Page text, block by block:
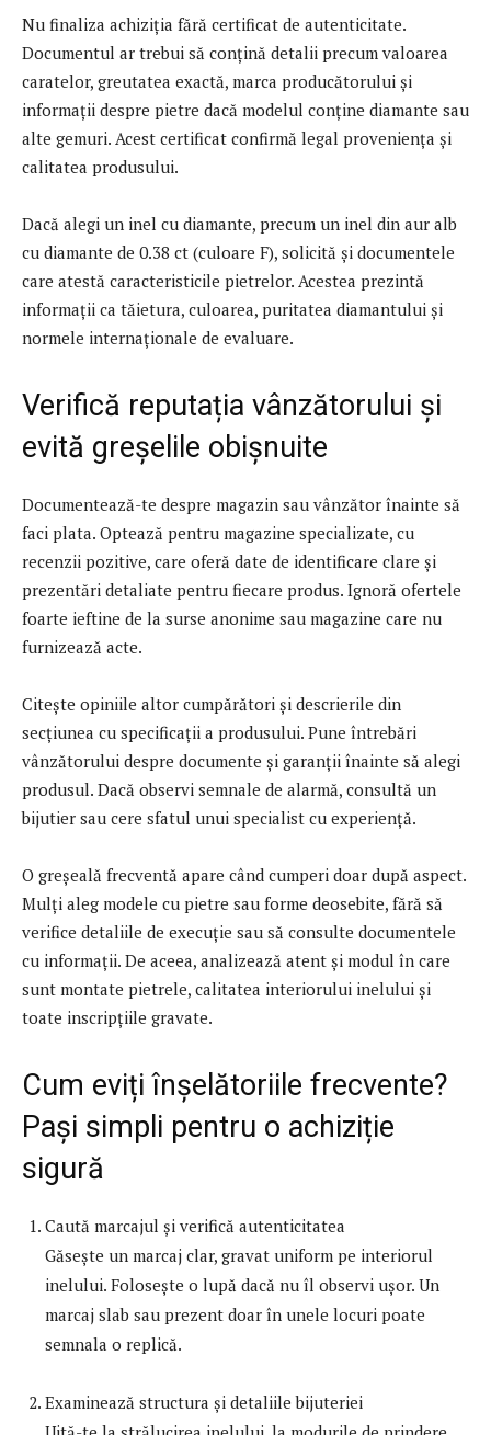
Nu finaliza achiziția fără certificat de autenticitate.
Documentul ar trebui să conțină detalii precum valoarea
caratelor, greutatea exactă, marca producătorului și
informații despre pietre dacă modelul conține diamante sau
alte gemuri. Acest certificat confirmă legal proveniența și
calitatea produsului.
Dacă alegi un inel cu diamante, precum un inel din aur alb
cu diamante de 0.38 ct (culoare F), solicită și documentele
care atestă caracteristicile pietrelor. Acestea prezintă
informații ca tăietura, culoarea, puritatea diamantului și
normele internaționale de evaluare.
Verifică reputația vânzătorului și
evită greșelile obișnuite
Documentează-te despre magazin sau vânzător înainte să
faci plata. Optează pentru magazine specializate, cu
recenzii pozitive, care oferă date de identificare clare și
prezentări detaliate pentru fiecare produs. Ignoră ofertele
foarte ieftine de la surse anonime sau magazine care nu
furnizează acte.
Citește opiniile altor cumpărători și descrierile din
secțiunea cu specificații a produsului. Pune întrebări
vânzătorului despre documente și garanții înainte să alegi
produsul. Dacă observi semnale de alarmă, consultă un
bijutier sau cere sfatul unui specialist cu experiență.
O greșeală frecventă apare când cumperi doar după aspect.
Mulți aleg modele cu pietre sau forme deosebite, fără să
verifice detaliile de execuție sau să consulte documentele
cu informații. De aceea, analizează atent și modul în care
sunt montate pietrele, calitatea interiorului inelului și
toate inscripțiile gravate.
Cum eviți înșelătoriile frecvente?
Pași simpli pentru o achiziție
sigură
Caută marcajul și verifică autenticitatea
Găsește un marcaj clar, gravat uniform pe interiorul
inelului. Folosește o lupă dacă nu îl observi ușor. Un
marcaj slab sau prezent doar în unele locuri poate
semnala o replică.
Examinează structura și detaliile bijuteriei